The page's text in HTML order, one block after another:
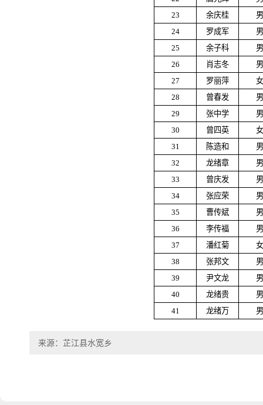
23
余庆桂
男
24
罗成军
男
25
余子科
男
26
肖志冬
男
27
罗丽萍
女
28
曾春发
男
29
张中学
男
30
曾四英
女
31
陈造和
男
32
龙绪章
男
33
曾庆发
男
34
张应荣
男
35
曹传斌
男
36
李传福
男
37
潘红菊
女
38
张邦文
男
39
尹文龙
男
40
龙绪贵
男
41
龙绪万 男
来源：芷江县水宽乡